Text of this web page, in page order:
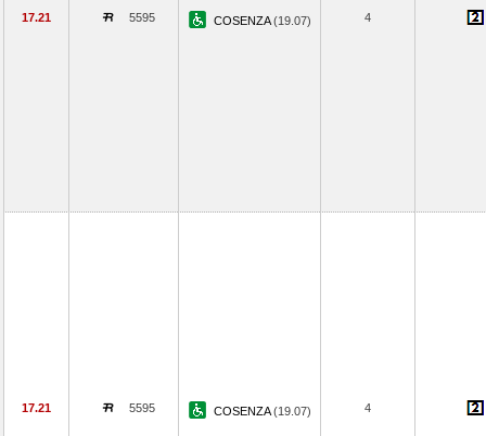
17.21 5595 COSENZA(19.07) 4
17.21 5595 COSENZA(19.07) 4